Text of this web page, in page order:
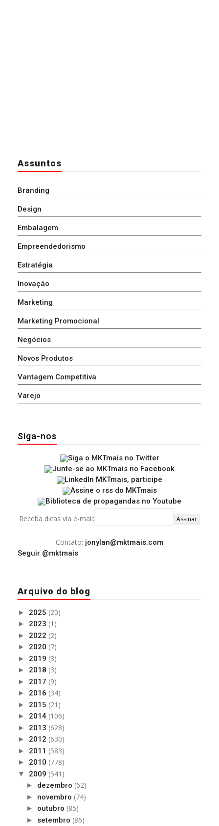
Assuntos
Branding
Design
Embalagem
Empreendedorismo
Estratégia
Inovação
Marketing
Marketing Promocional
Negócios
Novos Produtos
Vantagem Competitiva
Varejo
Siga-nos
Receba dicas via e-mail:
Contato: jonylan@mktmais.com
Seguir @mktmais
Arquivo do blog
► 2025 (20)
► 2023 (1)
► 2022 (2)
► 2020 (7)
► 2019 (3)
► 2018 (3)
► 2017 (9)
► 2016 (34)
► 2015 (21)
► 2014 (106)
► 2013 (628)
► 2012 (630)
► 2011 (583)
► 2010 (778)
▼ 2009 (541)
► dezembro (62)
► novembro (74)
► outubro (85)
► setembro (86)